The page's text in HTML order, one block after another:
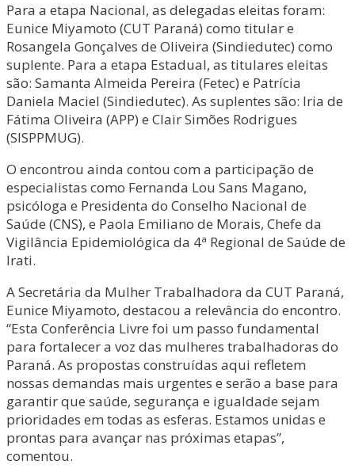
Para a etapa Nacional, as delegadas eleitas foram:
Eunice Miyamoto (CUT Paraná) como titular e
Rosangela Gonçalves de Oliveira (Sindiedutec) como
suplente. Para a etapa Estadual, as titulares eleitas
são: Samanta Almeida Pereira (Fetec) e Patrícia
Daniela Maciel (Sindiedutec). As suplentes são: Iria de
Fátima Oliveira (APP) e Clair Simões Rodrigues
(SISPPMUG).
O encontrou ainda contou com a participação de
especialistas como Fernanda Lou Sans Magano,
psicóloga e Presidenta do Conselho Nacional de
Saúde (CNS), e Paola Emiliano de Morais, Chefe da
Vigilância Epidemiológica da 4ª Regional de Saúde de
Irati.
A Secretária da Mulher Trabalhadora da CUT Paraná,
Eunice Miyamoto, destacou a relevância do encontro.
“Esta Conferência Livre foi um passo fundamental
para fortalecer a voz das mulheres trabalhadoras do
Paraná. As propostas construídas aqui refletem
nossas demandas mais urgentes e serão a base para
garantir que saúde, segurança e igualdade sejam
prioridades em todas as esferas. Estamos unidas e
prontas para avançar nas próximas etapas”,
comentou.